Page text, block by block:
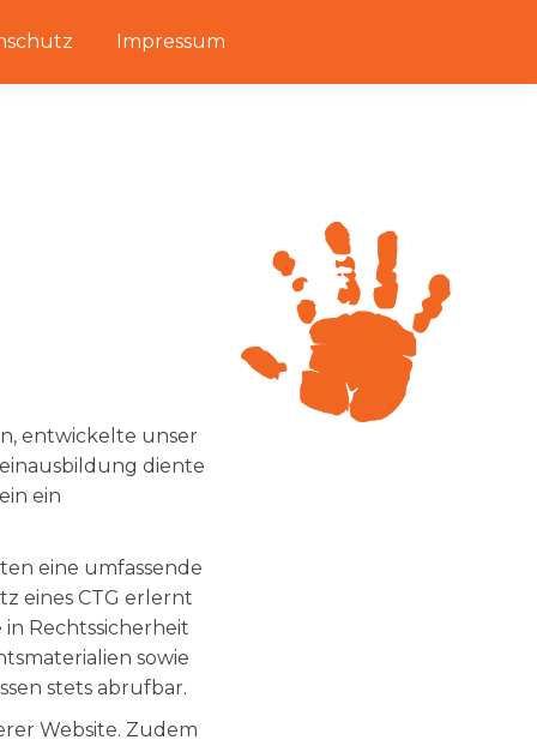
Impressum
entwickelte unser
diente
ein
eine umfassende
eines CTG erlernt
Rechtssicherheit
sowie
stets abrufbar.
Website. Zudem